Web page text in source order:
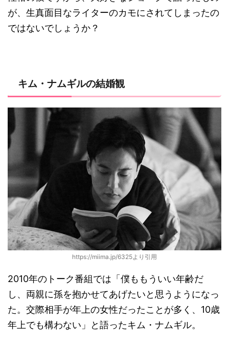
が、生真面目なライターのカモにされてしまったの
ではないでしょうか？
キム・ナムギルの結婚観
https://miima.jp/6325より引用
2010年のトーク番組では「僕ももういい年齢だ
し、両親に孫を抱かせてあげたいと思うようになっ
た。交際相手が年上の女性だったことが多く、10歳
年上でも構わない」と語ったキム・ナムギル。